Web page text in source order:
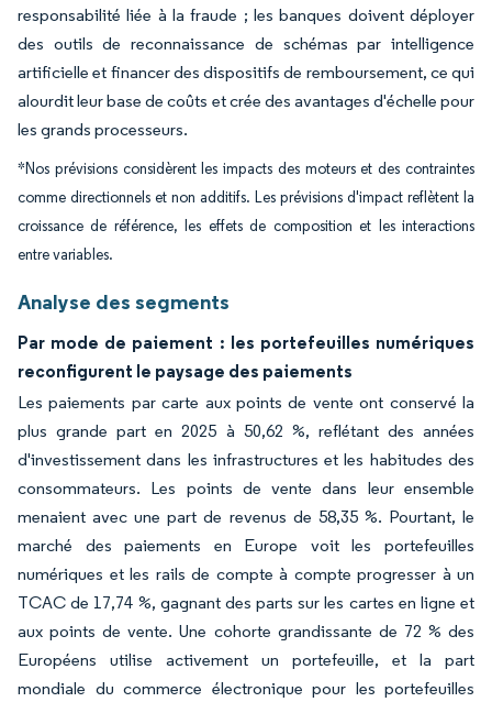
responsabilité liée à la fraude ; les banques doivent déployer
des outils de reconnaissance de schémas par intelligence
artificielle et financer des dispositifs de remboursement, ce qui
alourdit leur base de coûts et crée des avantages d'échelle pour
les grands processeurs.
*Nos prévisions considèrent les impacts des moteurs et des contraintes
comme directionnels et non additifs. Les prévisions d'impact reflètent la
croissance de référence, les effets de composition et les interactions
entre variables.
Analyse des segments
Par mode de paiement : les portefeuilles numériques
reconfigurent le paysage des paiements
Les paiements par carte aux points de vente ont conservé la
plus grande part en 2025 à 50,62 %, reflétant des années
d'investissement dans les infrastructures et les habitudes des
consommateurs. Les points de vente dans leur ensemble
menaient avec une part de revenus de 58,35 %. Pourtant, le
marché des paiements en Europe voit les portefeuilles
numériques et les rails de compte à compte progresser à un
TCAC de 17,74 %, gagnant des parts sur les cartes en ligne et
aux points de vente. Une cohorte grandissante de 72 % des
Européens utilise activement un portefeuille, et la part
mondiale du commerce électronique pour les portefeuilles